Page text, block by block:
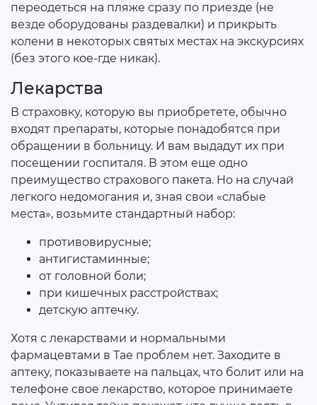
переодеться на пляже сразу по приезде (не
везде оборудованы раздевалки) и прикрыть
колени в некоторых святых местах на экскурсиях
(без этого кое-где никак).
Лекарства
В страховку, которую вы приобретете, обычно
входят препараты, которые понадобятся при
обращении в больницу. И вам выдадут их при
посещении госпиталя. В этом еще одно
преимущество страхового пакета. Но на случай
легкого недомогания и, зная свои «слабые
места», возьмите стандартный набор:
противовирусные;
антигистаминные;
от головной боли;
при кишечных расстройствах;
детскую аптечку.
Хотя с лекарствами и нормальными
фармацевтами в Тае проблем нет. Заходите в
аптеку, показываете на пальцах, что болит или на
телефоне свое лекарство, которое принимаете